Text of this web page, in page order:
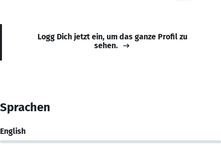
Logg Dich jetzt ein, um das ganze Profil zu
sehen.
Sprachen
English